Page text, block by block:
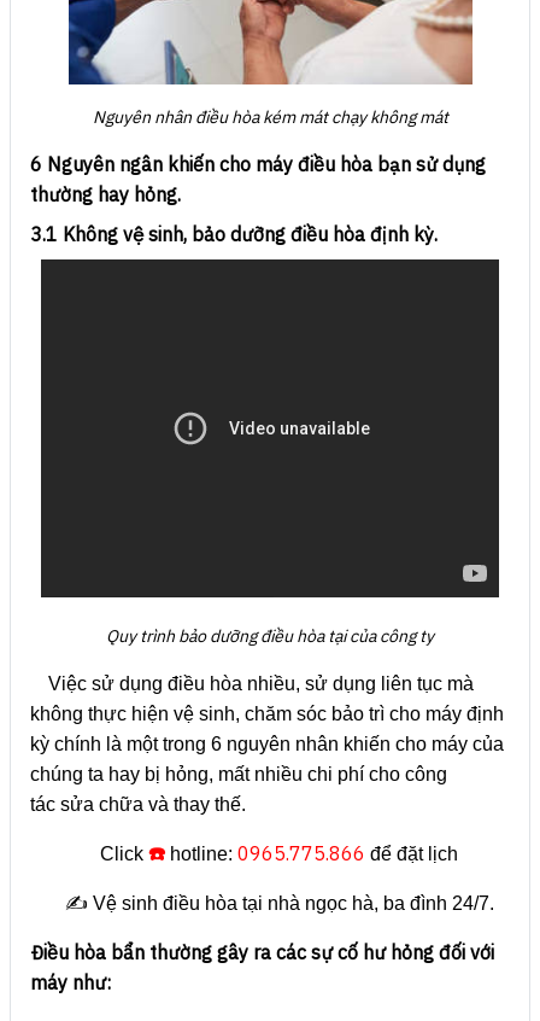
Nguyên nhân điều hòa kém mát chạy không mát
6 Nguyên ngân khiến cho máy điều hòa bạn sử dụng
thường hay hỏng.
3.1 Không vệ sinh, bảo dưỡng điều hòa định kỳ.
Quy trình bảo dưỡng điều hòa tại của công ty
Việc sử dụng điều hòa nhiều, sử dụng liên tục mà
không thực hiện vệ sinh, chăm sóc bảo trì cho máy định
kỳ chính là một trong 6 nguyên nhân khiến cho máy của
chúng ta hay bị hỏng, mất nhiều chi phí cho công
tác sửa chữa và thay thế.
Click ☎️ hotline: 0965.775.866 để đặt lịch
✍️ Vệ sinh điều hòa tại nhà ngọc hà, ba đình 24/7.
Điều hòa bẩn thường gây ra các sự cố hư hỏng đối với
máy như: